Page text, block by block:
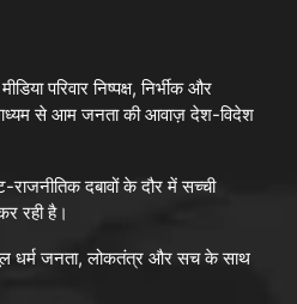
परिवार निष्पक्ष, निर्भीक और
से आम जनता की आवाज़ देश-विदेश
दबावों के दौर में सच्ची
रही है।
मूल धर्म जनता, लोकतंत्र और सच के साथ